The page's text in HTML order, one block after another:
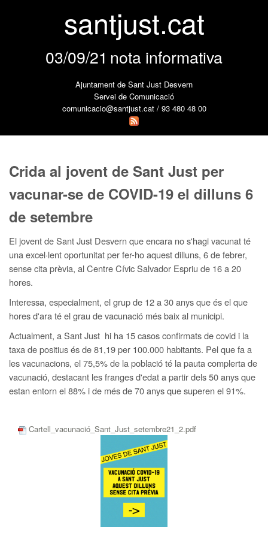
santjust.cat
03/09/21 nota informativa
Ajuntament de Sant Just Desvern
Servei de Comunicació
comunicacio@santjust.cat / 93 480 48 00
Crida al jovent de Sant Just per
vacunar-se de COVID-19 el dilluns 6
de setembre
El jovent de Sant Just Desvern que encara no s'hagi vacunat té
una excel·lent oportunitat per fer-ho aquest dilluns, 6 de febrer,
sense cita prèvia, al Centre Cívic Salvador Espriu de 16 a 20
hores.
Interessa, especialment, el grup de 12 a 30 anys que és el que
hores d'ara té el grau de vacunació més baix al municipi.
Actualment, a Sant Just hi ha 15 casos confirmats de covid i la
taxa de positius és de 81,19 per 100.000 habitants. Pel que fa a
les vacunacions, el 75,5% de la població té la pauta complerta de
vacunació, destacant les franges d'edat a partir dels 50 anys que
estan entorn el 88% i de més de 70 anys que superen el 91%.
Cartell_vacunació_Sant_Just_setembre21_2.pdf